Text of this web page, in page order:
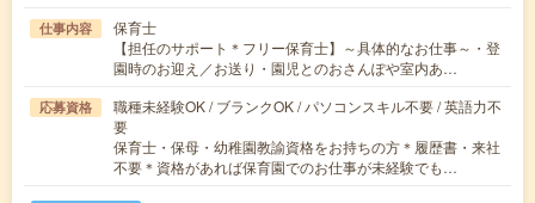
仕事内容
保育士
【担任のサポート＊フリー保育士】～具体的なお仕事～・登
園時のお迎え／お送り・園児とのおさんぽや室内あ…
応募資格
職種未経験OK / ブランクOK / パソコンスキル不要 / 英語力不
要
保育士・保母・幼稚園教諭資格をお持ちの方＊履歴書・来社
不要＊資格があれば保育園でのお仕事が未経験でも…